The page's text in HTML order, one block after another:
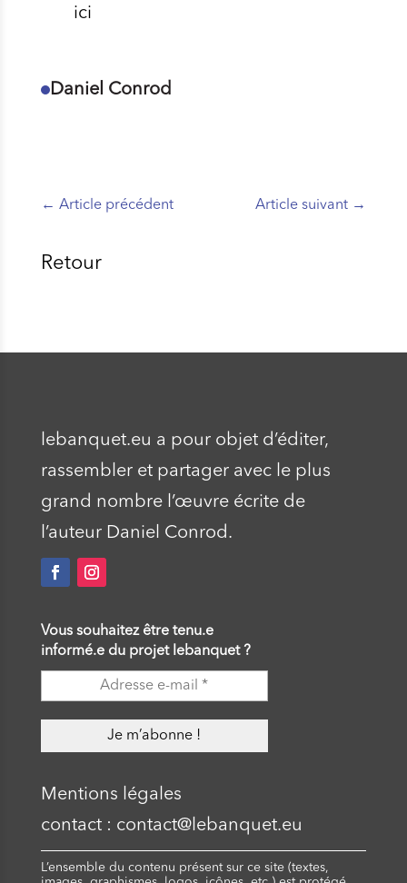
ici
Daniel Conrod
← Article précédent Article suivant →
Retour
lebanquet.eu a pour objet d’éditer,
rassembler et partager avec le plus
grand nombre l’œuvre écrite de
l’auteur Daniel Conrod.
Vous souhaitez être tenu.e
informé.e du projet lebanquet ?
Mentions légales
contact : contact@lebanquet.eu
L’ensemble du contenu présent sur ce site (textes,